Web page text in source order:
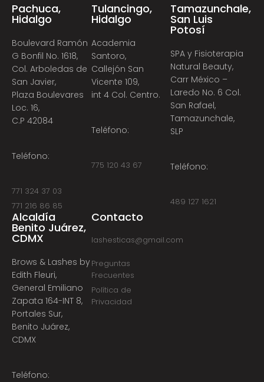
Pachuca,
Hidalgo
Boulevard Ramón
G Bonfil No. 1618,
Col. Arboledas de
San Javier,
Plaza Boulevares
Loc. 16,
C.P 42084
Teléfono:
771 324 37 03
771 216 86 85
Tulancingo,
Hidalgo
Academia
Santoro,
Callejón San
Vicente 109,
int 4 Col. Centro.
Teléfono:
775 120 43 67
Tamazunchale,
San Luis
Potosí
SPA y Fisioterapia
Natural Beauty,
Carr México –
Laredo No. 6 Col.
San Rafael,
Tamazunchale,
SLP
Teléfono:
489 127 1621
Alcaldía
Benito Juárez,
CDMX
Brows & Lashes by
Edith Fleuri,
General Emiliano
Zapata 164-INT 8,
Portales Sur,
Benito Juárez,
CDMX
Teléfono:
Contacto
lashesticas@gmail.com
Preguntas
Frecuentes
Política de
Privacidad